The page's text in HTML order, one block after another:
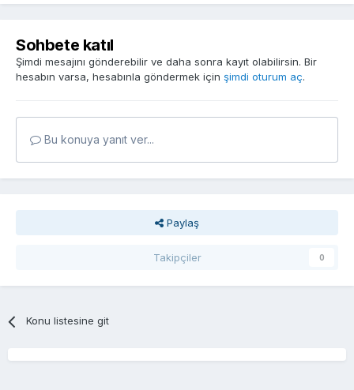
Sohbete katıl
Şimdi mesajını gönderebilir ve daha sonra kayıt olabilirsin. Bir
hesabın varsa, hesabınla göndermek için şimdi oturum aç.
Bu konuya yanıt ver...
Paylaş
Takipçiler 0
Konu listesine git